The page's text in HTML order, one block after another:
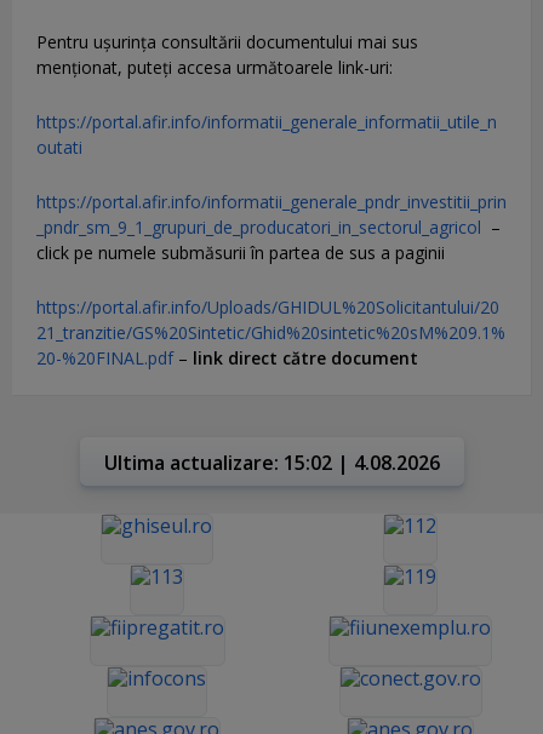
Pentru uşurinţa consultării documentului mai sus
menţionat, puteţi accesa următoarele link-uri:
https://portal.afir.info/informatii_generale_informatii_utile_n
outati
https://portal.afir.info/informatii_generale_pndr_investitii_prin
_pndr_sm_9_1_grupuri_de_producatori_in_sectorul_agricol –
click pe numele submăsurii în partea de sus a paginii
https://portal.afir.info/Uploads/GHIDUL%20Solicitantului/20
21_tranzitie/GS%20Sintetic/Ghid%20sintetic%20sM%209.1%
20-%20FINAL.pdf– link direct către document
Ultima actualizare: 15:02 | 4.08.2026